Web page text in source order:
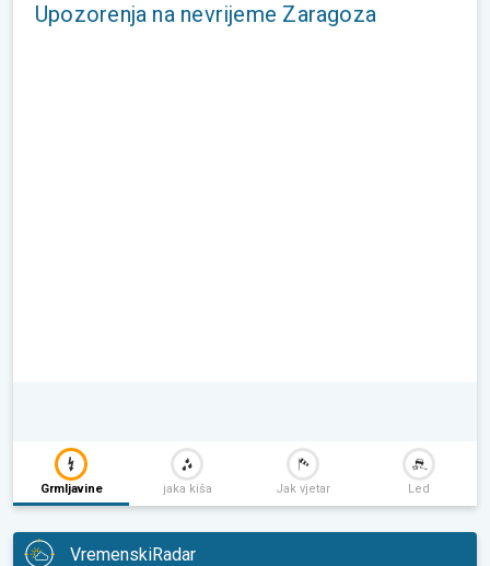
Upozorenja na nevrijeme Zaragoza
Grmljavine jaka kiša Jak vjetar Led
VremenskiRadar